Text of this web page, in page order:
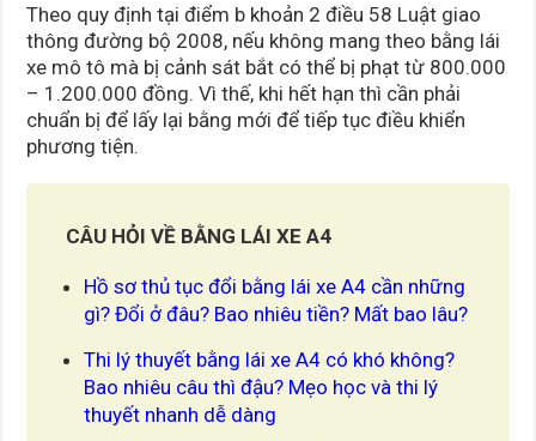
Theo quy định tại điểm b khoản 2 điều 58 Luật giao
thông đường bộ 2008, nếu không mang theo bằng lái
xe mô tô mà bị cảnh sát bắt có thể bị phạt từ 800.000
– 1.200.000 đồng. Vì thế, khi hết hạn thì cần phải
chuẩn bị để lấy lại bằng mới để tiếp tục điều khiển
phương tiện.
CÂU HỎI VỀ BẰNG LÁI XE A4
Hồ sơ thủ tục đổi bằng lái xe A4 cần những
gì? Đổi ở đâu? Bao nhiêu tiền? Mất bao lâu?
Thi lý thuyết bằng lái xe A4 có khó không?
Bao nhiêu câu thì đậu? Mẹo học và thi lý
thuyết nhanh dễ dàng